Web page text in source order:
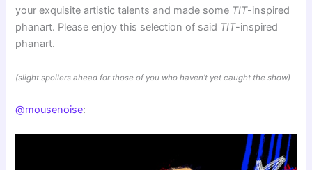
your exquisite artistic talents and made some TIT-inspired
phanart. Please enjoy this selection of said TIT-inspired
phanart.
(slight spoilers ahead for those of you who haven’t yet caught the show)
@mousenoise: